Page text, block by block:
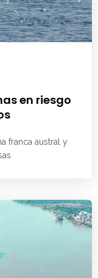
en riesgo
franca austral y